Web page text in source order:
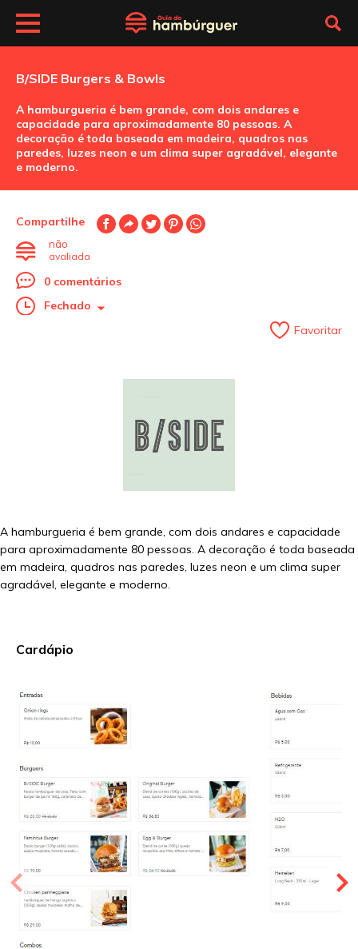
B/SIDE Burgers & Bowls
A hamburgueria é bem grande, com dois andares e
capacidade para aproximadamente 80 pessoas. A
decoração é toda baseada em madeira, quadros nas
paredes, luzes neon e um clima super agradável, elegante
e moderno.
Compartilhe
não
avaliada
0 comentários
Fechado
Favoritar
A hamburgueria é bem grande, com dois andares e capacidade
para aproximadamente 80 pessoas. A decoração é toda baseada
em madeira, quadros nas paredes, luzes neon e um clima super
agradável, elegante e moderno.
Cardápio